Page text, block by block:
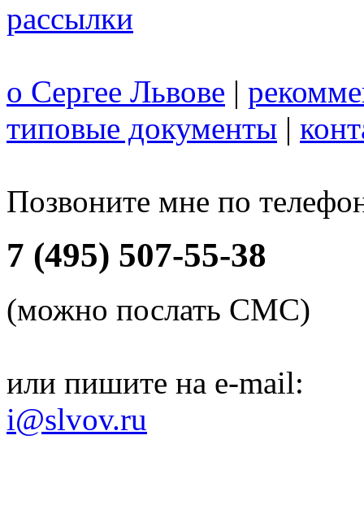
рассылки
о Сергее Львове |
типовые документы |
Позвоните мне по
7 (495) 507-55-38
(можно послать СМС)
или пишите на e-mail:
i@slvov.ru